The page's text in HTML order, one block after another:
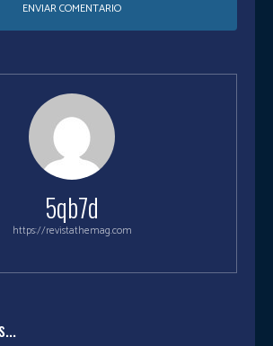
5qb7d
https://revistathemag.com